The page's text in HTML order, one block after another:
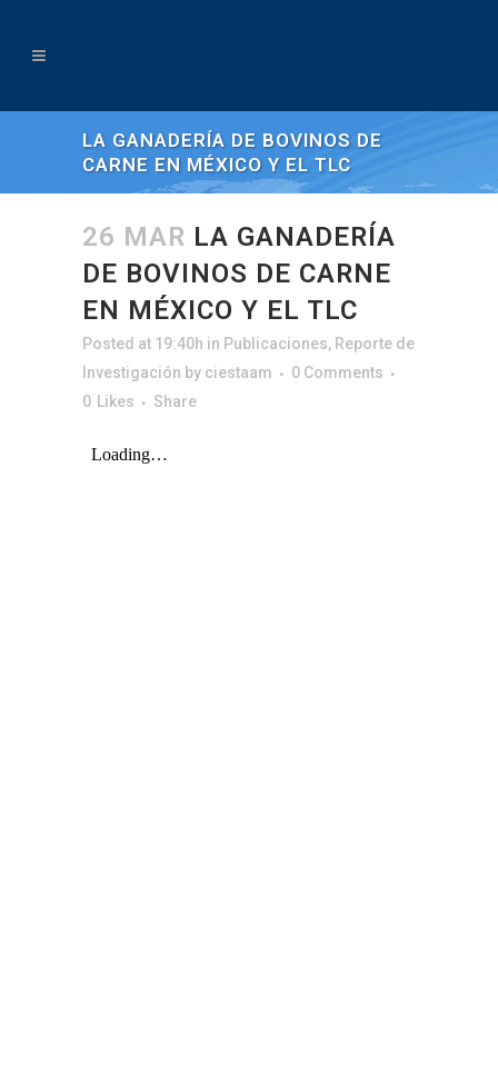
LA GANADERÍA DE BOVINOS DE
CARNE EN MÉXICO Y EL TLC
26 MAR LA GANADERÍA
DE BOVINOS DE CARNE
EN MÉXICO Y EL TLC
Posted at 19:40h in Publicaciones, Reporte de
Investigación by ciestaam
0 Comments
0 Likes Share